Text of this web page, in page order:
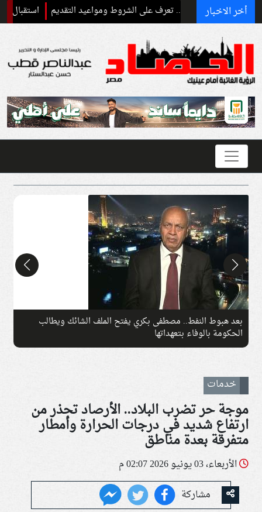
أخر الاخبار استقبال رسمي
بعد هبوط النفط.. مصطفى بكري يفتح الملف الشائك ويطالب
الحكومة بالوفاء بتعهداتها
خدمات
موجة حر تضرب البلاد.. الأرصاد تحذر من
ارتفاع شديد في درجات الحرارة وأمطار
متفرقة بعدة مناطق
الأربعاء، 03 يونيو 2026 02:07 م
مشاركة